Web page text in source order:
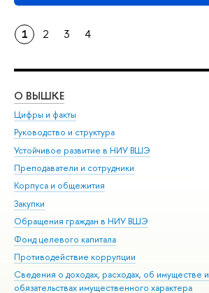
1 2 3 4
О ВЫШКЕ
Цифры и факты
Руководство и структура
Устойчивое развитие в НИУ ВШЭ
Преподаватели и сотрудники
Корпуса и общежития
Закупки
Обращения граждан в НИУ ВШЭ
Фонд целевого капитала
Противодействие коррупции
Сведения о доходах, расходах, об имуществе и
обязательствах имущественного характера